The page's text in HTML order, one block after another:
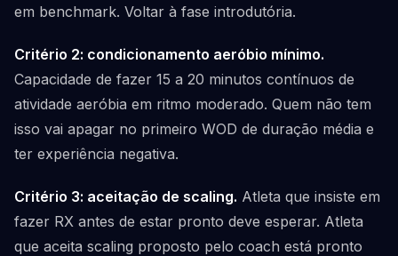
em benchmark. Voltar à fase introdutória.
Critério 2: condicionamento aeróbio mínimo.
Capacidade de fazer 15 a 20 minutos contínuos de
atividade aeróbia em ritmo moderado. Quem não tem
isso vai apagar no primeiro WOD de duração média e
ter experiência negativa.
Critério 3: aceitação de scaling. Atleta que insiste em
fazer RX antes de estar pronto deve esperar. Atleta
que aceita scaling proposto pelo coach está pronto